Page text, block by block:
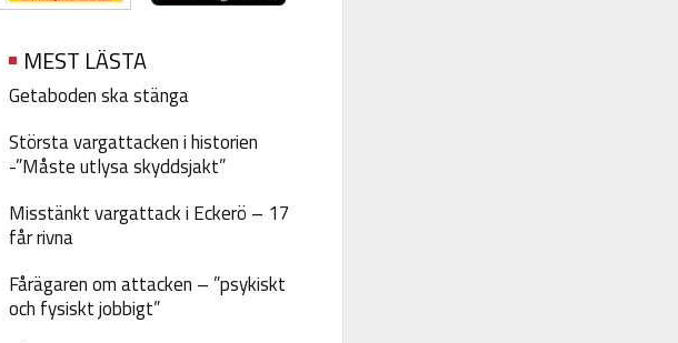
MEST LÄSTA
Getaboden ska stänga
Största vargattacken i historien
-”Måste utlysa skyddsjakt”
Misstänkt vargattack i Eckerö – 17
får rivna
Fårägaren om attacken – ”psykiskt
och fysiskt jobbigt”